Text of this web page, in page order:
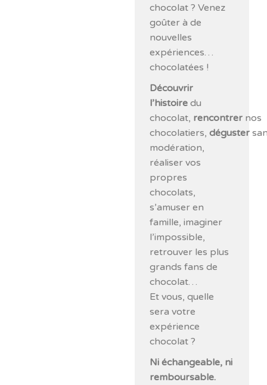
chocolat ? Venez
goûter à de
nouvelles
expériences…
chocolatées !
Découvrir
l’histoire du
chocolat, rencontrer nos
chocolatiers,déguster
modération,
réaliser vos
propres
chocolats,
s’amuser en
famille, imaginer
l’impossible,
retrouver les plus
grands fans de
chocolat…
Et vous, quelle
sera votre
expérience
chocolat ?
Ni échangeable, ni
remboursable.